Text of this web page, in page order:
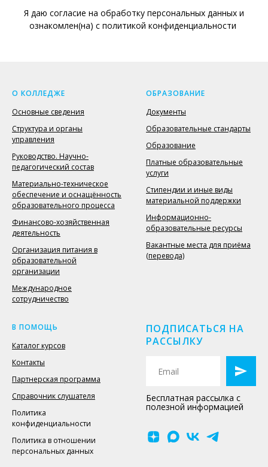
Я даю согласие на обработку персональных данных и
ознакомлен(на) с политикой конфиденциальности
О КОЛЛЕДЖЕ
Основные сведения
Структура и органы
управления
Руководство. Научно-
педагогический состав
Материально-техническое
обеспечение и оснащённость
образовательного процесса
Финансово-хозяйственная
деятельность
Организация питания в
образовательной
организации
Международное
сотрудничество
ОБРАЗОВАНИЕ
Документы
Образовательные стандарты
Образование
Платные образовательные
услуги
Стипендии и иные виды
материальной поддержки
Информационно-
образовательные ресурсы
Вакантные места для приёма
(перевода)
В ПОМОЩЬ
Каталог курсов
Контакты
Партнерская программа
Справочник слушателя
Политика
конфиденциальности
Политика в отношении
персональных данных
ПОДПИСАТЬСЯ НА
РАССЫЛКУ
Бесплатная рассылка с
полезной информацией